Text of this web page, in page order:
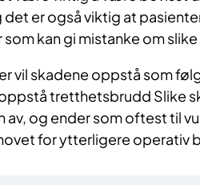
det er også viktig at
kan gi mistanke om
vil skadene oppstå som
tretthetsbrudd Slike
av, og ender som oftest til
for ytterligere operativ